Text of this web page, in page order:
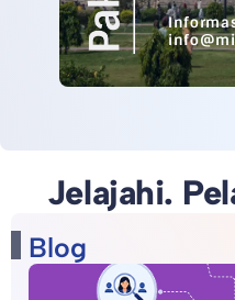
Jelajahi.
Blog